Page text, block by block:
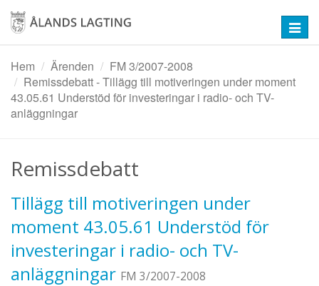
Hoppa
huvudinnehåll
Hem
Ärenden
FM 3/2007-2008
Remissdebatt - Tillägg till motiveringen under moment
43.05.61 Understöd för investeringar i radio- och TV-
anläggningar
Remissdebatt
Tillägg till motiveringen under
moment 43.05.61 Understöd för
investeringar i radio- och TV-
anläggningar FM 3/2007-2008